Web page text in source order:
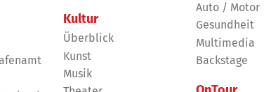
Kultur
Überblick
Kunst
Musik
Auto / Motor
Gesundheit
Multimedia
Backstage